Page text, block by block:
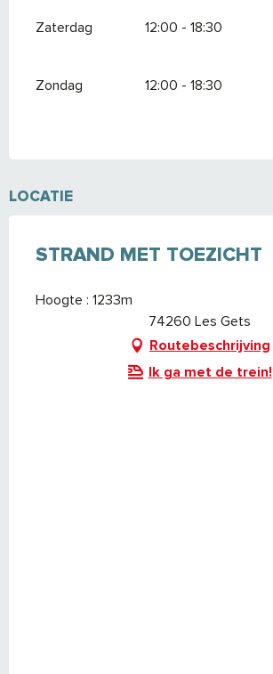
Zaterdag 12:00 - 18:30
Zondag 12:00 - 18:30
LOCATIE
STRAND MET TOEZICHT
Hoogte : 1233m
74260 Les Gets
Routebeschrijving
Ik ga met de trein!